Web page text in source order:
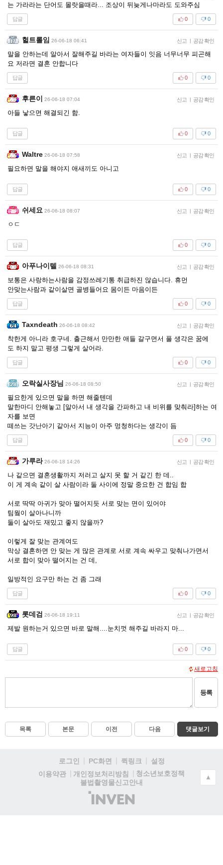
는 가라라는 단어도 몰랏을때라... 조상이 뒤늦게나마라도 도와주심
답글 0
0
헐트롤임 26-06-18 06:41 신고 | 공감 확인
말을 안하는데 알아서 잘해주길 바라는 여자들이 잇음 너무너무 피곤해
요 저라면 결혼 안합니다
답글 0
0
후른이 26-06-18 07:04 신고 | 공감 확인
아들 낳으면 해결되긴 함.
답글 0
0
Waltre 26-06-18 07:58 신고 | 공감 확인
필요하면 말을 해야지 애새끼도 아니고
답글 0
0
쉬세요 26-06-18 08:07 신고 | 공감 확인
ㅇㄷ
답글 0
0
아푸나이텔 26-06-18 08:31 신고 | 공감 확인
보통은 사랑하는사람을 감정쓰레기통 취급하진 않습니다. 휴먼
안맞는사람과 같이살면 골병들어요 몸이든 마음이든
답글 0
0
Taxndeath 26-06-18 08:42 신고 | 공감 확인
착한게 아니라 호구네. 출근해서 만만한 애들 갈구면서 풀 생각은 꿈에
도 하지 말고 평생 그렇게 살어라.
답글 0
0
오락실사장님 26-06-18 08:50 신고 | 공감 확인
필요한게 있으면 말을 하면 해줄텐데
말한마디 안해놓고 [알아서 내 생각을 간파하고 내 비위를 맞춰라]하는 여
자를 보면
떼쓰는 갓난아기 같아서 지능이 아주 멍청하다는 생각이 듬
답글 0
0
가루라 26-06-18 14:26 신고 | 공감 확인
나 같으면 결혼생활까지 저러고 살지 못 할 거 같긴 한 데..
이 게 계속 같이 살 사람이라 둘 사이에 정말 중요한 건 합임 합
서로 딱딱 아귀가 맞아 떨어지듯 서로 맞는 면이 있어야
팀웤이 살아나니까
둘이 살아도 재밌고 좋지 않을까?
이렇게 잘 맞는 관계여도
막상 결혼하면 안 맞는 게 많은 관계로 서로 계속 싸우고 맞춰나가면서
서로 합이 맞아 떨어지는 건 데,
일방적인 요구만 하는 건 좀 그래
답글 0
0
롯데검 26-06-18 19:11 신고 | 공감 확인
제발 원하는거 있으면 바로 말해....눈치껏 해주길 바라지 마...
답글 0
0
새로고침
등록
목록 본문 이전 다음 댓글보기
로그인 PC화면 퀵링크
설정
이용약관
개인정보처리방침
청소년보호정책
불법촬영물신고안내
(주)
인
▲